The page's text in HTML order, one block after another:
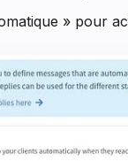
» pour